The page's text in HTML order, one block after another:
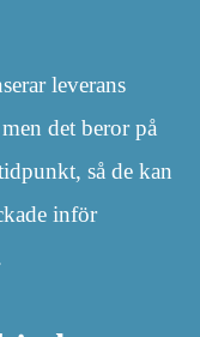
leverans
det beror på
så de kan
inför